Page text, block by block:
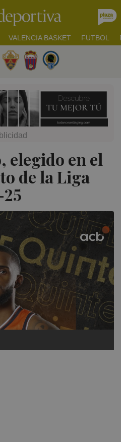
VALENCIA BASKET FUTBOL
elegido en el
de la Liga